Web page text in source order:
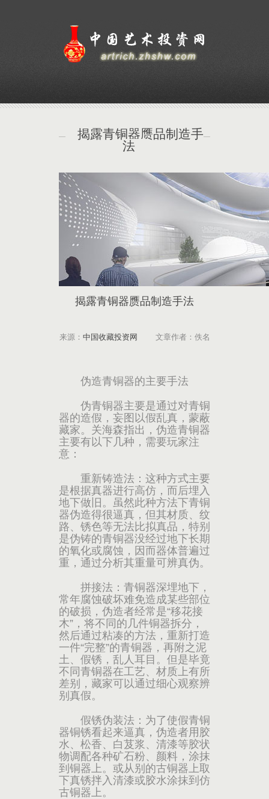
揭露青铜器赝品制造手
法
揭露青铜器赝品制造手法
来源： 中国收藏投资网 文章作者：佚名
伪造青铜器的主要手法
伪青铜器主要是通过对青铜
器的造假，妄图以假乱真，蒙蔽
藏家。关海森指出，伪造青铜器
主要有以下几种，需要玩家注
意：
重新铸造法：这种方式主要
是根据真器进行高仿，而后埋入
地下做旧。虽然此种方法下青铜
器伪造得很逼真，但其材质、纹
路、锈色等无法比拟真品，特别
是伪铸的青铜器没经过地下长期
的氧化或腐蚀，因而器体普遍过
重，通过分析其重量可辨真伪。
拼接法：青铜器深埋地下，
常年腐蚀破坏难免造成某些部位
的破损，伪造者经常是“移花接
木”，将不同的几件铜器拆分，
然后通过粘凑的方法，重新打造
一件“完整”的青铜器，再附之泥
土、假锈，乱人耳目。但是毕竟
不同青铜器在工艺、材质上有所
差别，藏家可以通过细心观察辨
别真假。
假锈伪装法：为了使假青铜
器铜锈看起来逼真，伪造者用胶
水、松香、白芨浆、清漆等胶状
物调配各种矿石粉、颜料，涂抹
到铜器上。或从别的古铜器上取
下真锈拌入清漆或胶水涂抹到仿
古铜器上。